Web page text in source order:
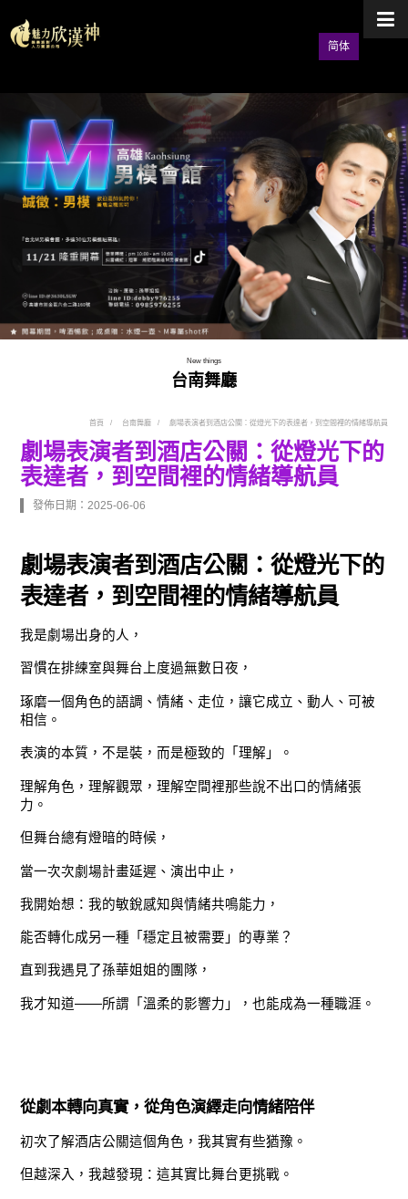
简体
New things
台南舞廳
首頁 台南舞廳 劇場表演者到酒店公關：從燈光下的表達者，到空間裡的情緒導航員
劇場表演者到酒店公關：從燈光下的
表達者，到空間裡的情緒導航員
發佈日期：2025-06-06
劇場表演者到酒店公關：從燈光下的
表達者，到空間裡的情緒導航員
我是劇場出身的人，
習慣在排練室與舞台上度過無數日夜，
琢磨一個角色的語調、情緒、走位，讓它成立、動人、可被
相信。
表演的本質，不是裝，而是極致的「理解」。
理解角色，理解觀眾，理解空間裡那些說不出口的情緒張
力。
但舞台總有燈暗的時候，
當一次次劇場計畫延遲、演出中止，
我開始想：我的敏銳感知與情緒共鳴能力，
能否轉化成另一種「穩定且被需要」的專業？
直到我遇見了孫華姐姐的團隊，
我才知道——所謂「溫柔的影響力」，也能成為一種職涯。
從劇本轉向真實，從角色演繹走向情緒陪伴
初次了解酒店公關這個角色，我其實有些猶豫。
但越深入，我越發現：這其實比舞台更挑戰。